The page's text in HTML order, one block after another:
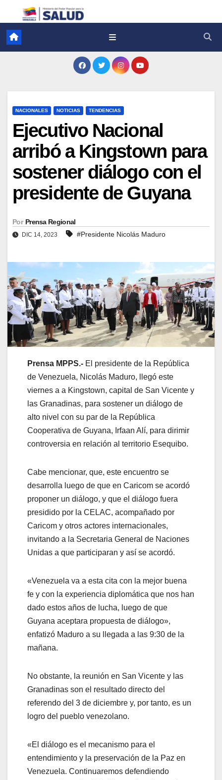
NACIONALES NOTICIAS TENDENCIAS
Ejecutivo Nacional
arribó a Kingstown para
sostener diálogo con el
presidente de Guyana
Por Prensa Regional
DIC 14, 2023 #Presidente Nicolás Maduro
Prensa MPPS.- El presidente de la República
de Venezuela, Nicolás Maduro, llegó este
viernes a a Kingstown, capital de San Vicente y
las Granadinas, para sostener un diálogo de
alto nivel con su par de la República
Cooperativa de Guyana, Irfaan Alí, para dirimir
controversia en relación al territorio Esequibo.
Cabe mencionar, que, este encuentro se
desarrolla luego de que en Caricom se acordó
proponer un diálogo, y que el diálogo fuera
presidido por la CELAC, acompañado por
Caricom y otros actores internacionales,
invitando a la Secretaria General de Naciones
Unidas a que participaran y así se acordó.
«Venezuela va a esta cita con la mejor buena
fe y con la experiencia diplomática que nos han
dado estos años de lucha, luego de que
Guyana aceptara propuesta de diálogo»,
enfatizó Maduro a su llegada a las 9:30 de la
mañana.
No obstante, la reunión en San Vicente y las
Granadinas son el resultado directo del
referendo del 3 de diciembre y, por tanto, es un
logro del pueblo venezolano.
«El diálogo es el mecanismo para el
entendimiento y la preservación de la Paz en
Venezuela. Continuaremos defendiendo